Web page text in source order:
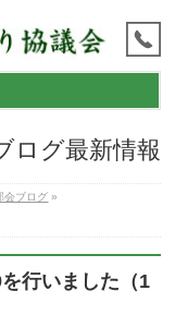
ログ最新情報
ブログ »
行いました（1